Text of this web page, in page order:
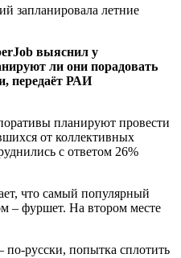
выяснил у
ли они порадовать
передаёт РАИ
планируют провести
от коллективных
с ответом 26%
что самый популярный
– фуршет. На втором месте
русски, попытка сплотить